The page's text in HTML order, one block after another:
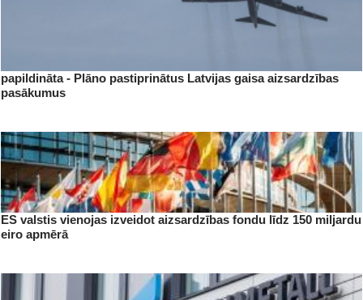
papildināta - Plāno pastiprinātus Latvijas gaisa aizsardzības
pasākumus
ES valstis vienojas izveidot aizsardzības fondu līdz 150 miljardu
eiro apmērā